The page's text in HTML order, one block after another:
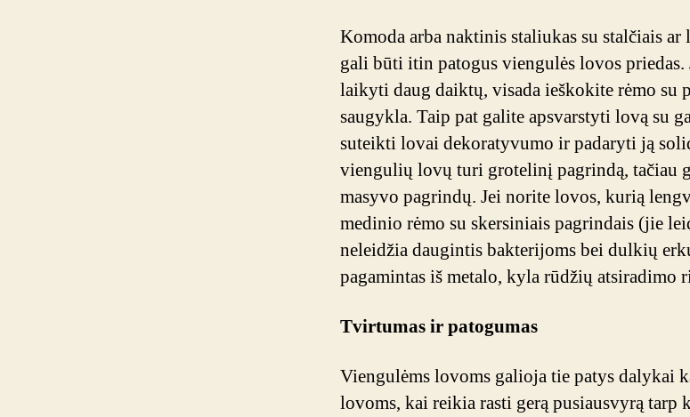
Komoda arba naktinis staliukas su stalčiais
gali būti itin patogus viengulės lovos
laikyti daug daiktų, visada ieškokite rėmo su
saugykla. Taip pat galite apsvarstyti lovą su
suteikti lovai dekoratyvumo ir padaryti ją
viengulių lovų turi grotelinį pagrindą, tačiau
masyvo pagrindų. Jei norite lovos, kurią
medinio rėmo su skersiniais pagrindais (jie
neleidžia daugintis bakterijoms bei dulkių
pagamintas iš metalo, kyla rūdžių atsiradimo
Tvirtumas ir patogumas
Viengulėms lovoms galioja tie patys dalykai
lovoms, kai reikia rasti gerą pusiausvyrą tarp